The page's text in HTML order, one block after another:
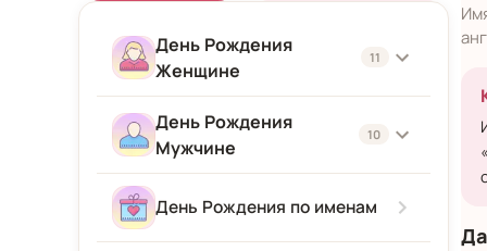
День Рождения
Женщине
11
Женщине
Подруге
Девушке
День Рождения
Мужчине
10
Мужчине
День Рождения по именам